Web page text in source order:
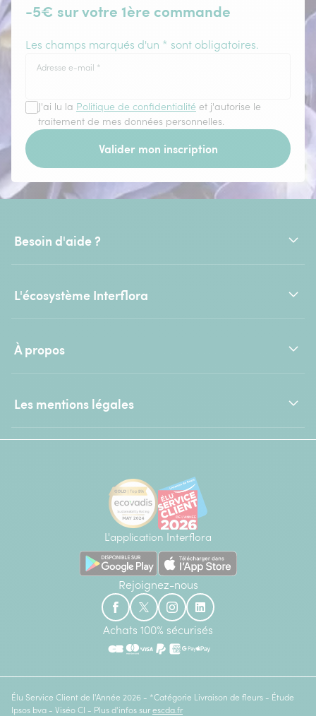
-5€ sur votre 1ère commande
Les champs marqués d'un * sont obligatoires.
Adresse e-mail *
J'ai lu la Politique de confidentialité et j'autorise le
traitement de mes données personnelles.
Valider mon inscription
Besoin d'aide ?
L'écosystème Interflora
À propos
Les mentions légales
L'application Interflora
Rejoignez-nous
Achats 100% sécurisés
Élu Service Client de l'Année 2026 - *Catégorie Livraison de fleurs - Étude
Ipsos bva - Viséo CI - Plus d'infos sur escda.fr